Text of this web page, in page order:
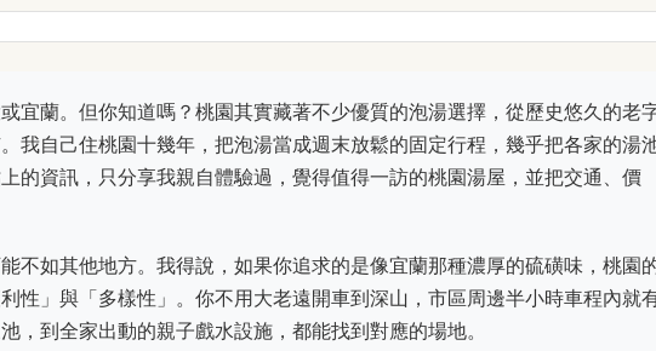
宜蘭。但你知道嗎？桃園其實藏著不少優質的泡湯選擇，從歷史悠久的老
我自己住桃園十幾年，把泡湯當成週末放鬆的固定行程，幾乎把各家的湯
的資訊，只分享我親自體驗過，覺得值得一訪的桃園湯屋，並把交通、價
不如其他地方。我得說，如果你追求的是像宜蘭那種濃厚的硫磺味，桃園
性」與「多樣性」。你不用大老遠開車到深山，市區周邊半小時車程內就
，到全家出動的親子戲水設施，都能找到對應的場地。